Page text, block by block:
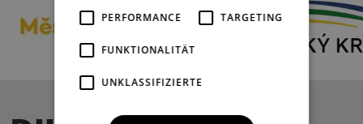
PERFORMANCE TARGETING
FUNKTIONALITÄT
UNKLASSIFIZIERTE